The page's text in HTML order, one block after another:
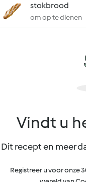
stokbrood
om op te dienen
Vindt u
Dit recept en meer
Registreer u voor onze